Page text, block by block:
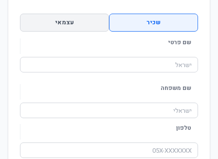
שכיר עצמאי
שם פרטי
שם משפחה
טלפון